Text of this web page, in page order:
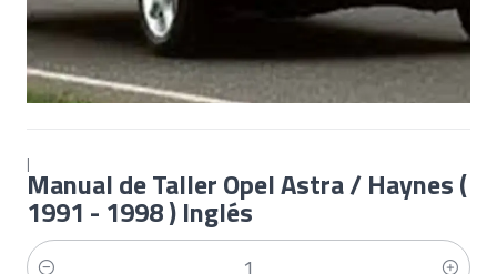
|
Manual de Taller Opel Astra / Haynes (
1991 - 1998 ) Inglés